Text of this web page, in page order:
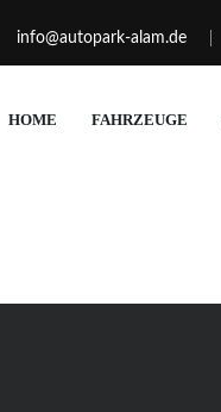
info@autopark-alam.de
HOME FAHRZEUGE